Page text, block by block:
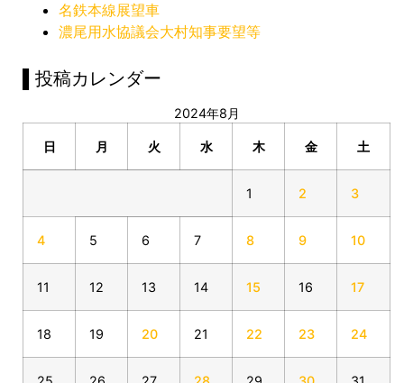
名鉄本線展望車
濃尾用水協議会大村知事要望等
▌投稿カレンダー
2024年8月
日 月 火 水 木 金 土
1 2 3
4 5 6 7 8 9 10
11 12 13 14 15 16 17
18 19 20 21 22 23 24